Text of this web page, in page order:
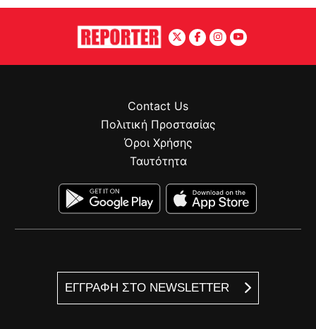
ΕΓΓΡΑΦΗ ΣΤΟ NEWSLETTER
Contact Us
Πολιτική Προστασίας
Όροι Χρήσης
Ταυτότητα